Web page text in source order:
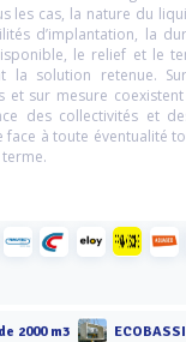
les cas, la nature du
d’implantation, la
le relief et le
la solution retenue.
et sur mesure
des collectivités et
à toute éventualité
2000 m3